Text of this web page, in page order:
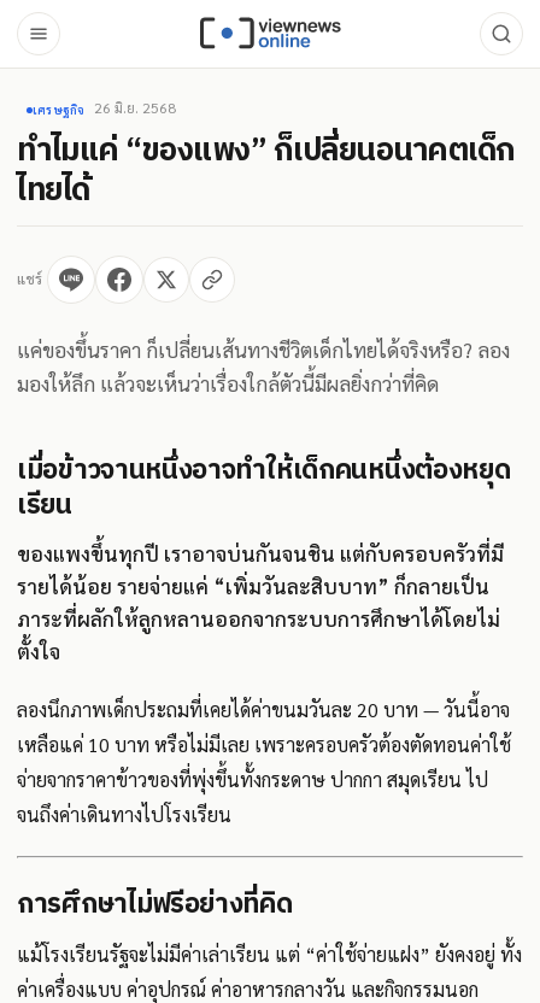
เศรษฐกิจ 26 มิ.ย. 2568
ทำไมแค่ “ของแพง” ก็เปลี่ยนอนาคตเด็ก
ไทยได้
แชร์
แค่ของขึ้นราคา ก็เปลี่ยนเส้นทางชีวิตเด็กไทยได้จริงหรือ? ลอง
มองให้ลึก แล้วจะเห็นว่าเรื่องใกล้ตัวนี้มีผลยิ่งกว่าที่คิด
เมื่อข้าวจานหนึ่งอาจทำให้เด็กคนหนึ่งต้องหยุด
เรียน
ของแพงขึ้นทุกปี เราอาจบ่นกันจนชิน แต่กับครอบครัวที่มี
รายได้น้อย รายจ่ายแค่ “เพิ่มวันละสิบบาท” ก็กลายเป็น
ภาระที่ผลักให้ลูกหลานออกจากระบบการศึกษาได้โดยไม่
ตั้งใจ
ลองนึกภาพเด็กประถมที่เคยได้ค่าขนมวันละ 20 บาท — วันนี้อาจ
เหลือแค่ 10 บาท หรือไม่มีเลย เพราะครอบครัวต้องตัดทอนค่าใช้
จ่ายจากราคาข้าวของที่พุ่งขึ้นทั้งกระดาษ ปากกา สมุดเรียน ไป
จนถึงค่าเดินทางไปโรงเรียน
การศึกษาไม่ฟรีอย่างที่คิด
แม้โรงเรียนรัฐจะไม่มีค่าเล่าเรียน แต่ “ค่าใช้จ่ายแฝง” ยังคงอยู่ ทั้ง
ค่าเครื่องแบบ ค่าอุปกรณ์ ค่าอาหารกลางวัน และกิจกรรมนอก